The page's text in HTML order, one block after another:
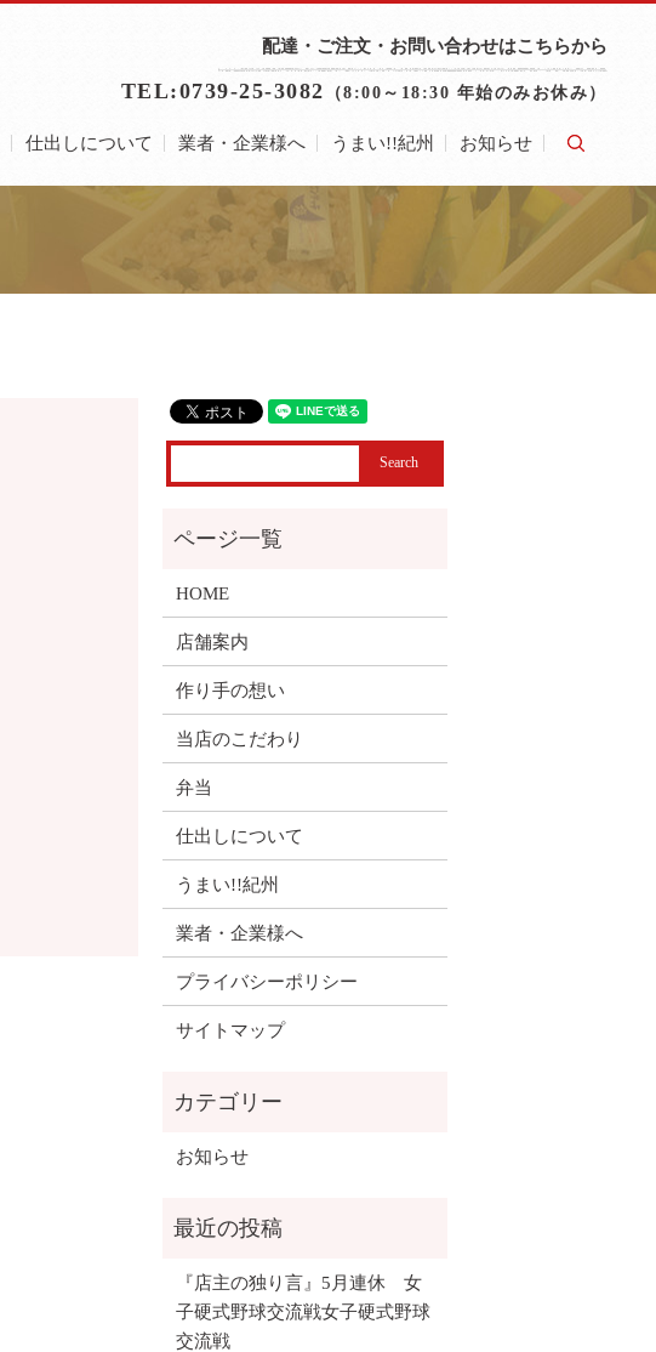
配達・ご注文・お問い合わせはこちらから
TEL:0739-25-3082 （8:00～18:30 年始のみお休み）
仕出しについて 業者・企業様へ うまい!!紀州 お知らせ
HOME
店舗案内
作り手の想い
当店のこだわり
弁当
仕出しについて
うまい!!紀州
業者・企業様へ
プライバシーポリシー
サイトマップ
お知らせ
『店主の独り言』5月連休 女
子硬式野球交流戦女子硬式野球
交流戦